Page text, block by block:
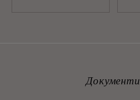
Документи